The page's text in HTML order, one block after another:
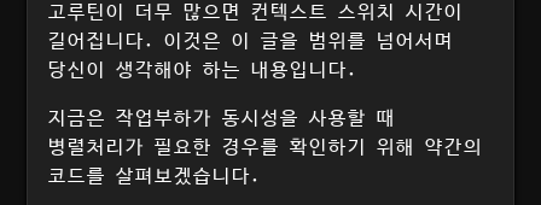
고루틴이 더무 많으면 컨텍스트 스위치 시간이
길어집니다. 이것은 이 글을 범위를 넘어서며
당신이 생각해야 하는 내용입니다.
지금은 작업부하가 동시성을 사용할 때
병렬처리가 필요한 경우를 확인하기 위해 약간의
코드를 살펴보겠습니다.